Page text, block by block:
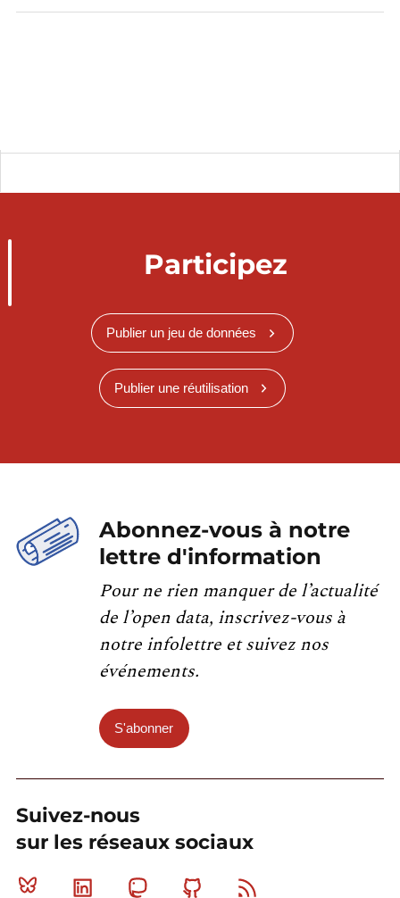
Participez
Publier un jeu de données
Publier une réutilisation
Abonnez-vous à notre
lettre d'information
Pour ne rien manquer de l’actualité
de l’open data, inscrivez-vous à
notre infolettre et suivez nos
événements.
S'abonner
Suivez-nous
sur les réseaux sociaux
Bluesky Linkedin MastodonGithub